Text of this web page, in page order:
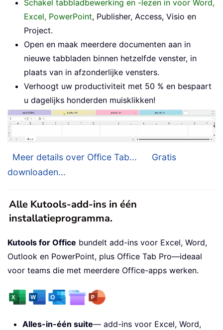
Schakel tabbladbewerking en -lezen in voor Word,
Excel, PowerPoint, Publisher, Access, Visio en
Project.
Open en maak meerdere documenten aan in
nieuwe tabbladen binnen hetzelfde venster, in
plaats van in afzonderlijke vensters.
Verhoogt uw productiviteit met 50 % en bespaart
u dagelijks honderden muisklikken!
Meer details over Office Tab...
Gratis
downloaden...
Alle Kutools-add-ins in één
installatieprogramma.
Kutools for Office bundelt add-ins voor Excel, Word,
Outlook en PowerPoint, plus Office Tab Pro—ideaal
voor teams die met meerdere Office-apps werken.
Alles-in-één suite— add-ins voor Excel, Word,